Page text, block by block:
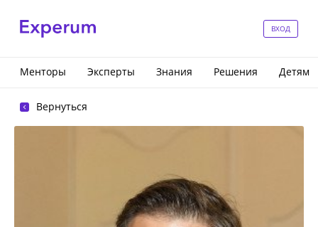
ВХОД
Менторы Эксперты Знания Решения Детям
Вернуться